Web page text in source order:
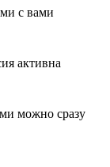
с вами
активна
можно сразу